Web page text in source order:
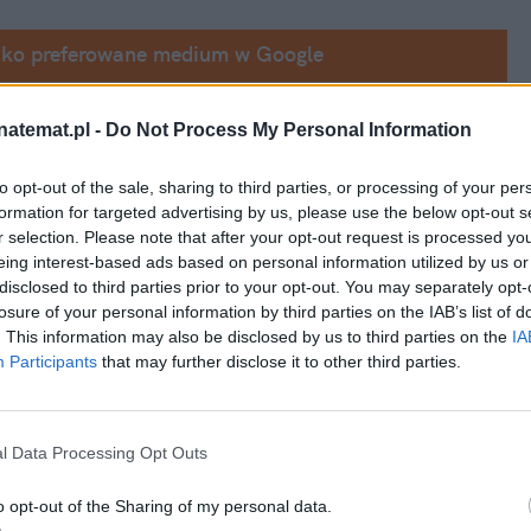
- Do Not Process My Personal Information
opt-out of the sale, sharing to third parties, or processing of your
for targeted advertising by us, please use the below opt-out
selection. Please note that after your opt-out request is processed
interest-based ads based on personal information utilized by us
to third parties prior to your opt-out. You may separately
of your personal information by third parties on the IAB’s list of
This information may also be disclosed by us to third parties on the
Participants that may further disclose it to other third parties.
Data Processing Opt Outs
opt-out of the Sharing of my personal data.
preferowane medium w Google
się widowiska sci-fi "Rebel Moon Część
porównań filmu do
tłumaczy jednak, że planuje stworzyć